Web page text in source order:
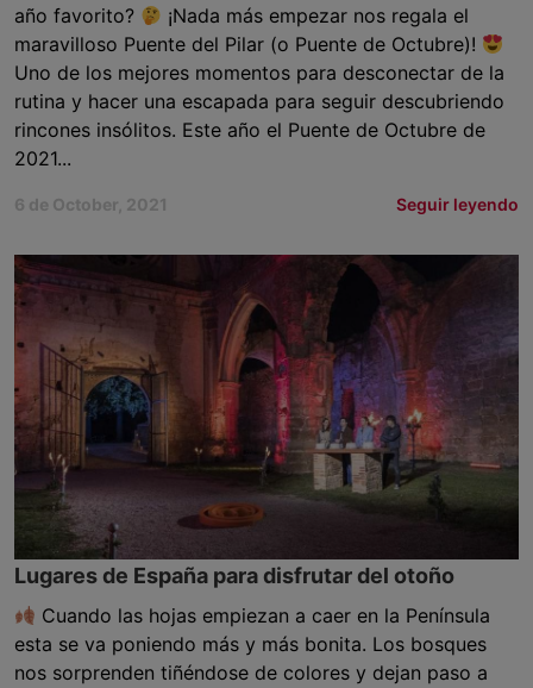
año favorito?
¡Nada más empezar nos regala el
maravilloso Puente del Pilar (o Puente de Octubre)!
Uno de los mejores momentos para desconectar de la
rutina y hacer una escapada para seguir descubriendo
rincones insólitos. Este año el Puente de Octubre de
2021...
6 de October, 2021 Seguir leyendo
Lugares de España para disfrutar del otoño
Cuando las hojas empiezan a caer en la Península
esta se va poniendo más y más bonita. Los bosques
nos sorprenden tiñéndose de colores y dejan paso a